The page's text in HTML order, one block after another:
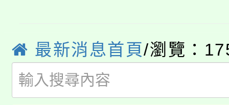
車」活動
桃園市115學年度學生
生本土語及新住民語歌
公告本校115學年度第
代理(課)教師甄選結果(
公告本校115學年度第
最新消息首頁/瀏覽：